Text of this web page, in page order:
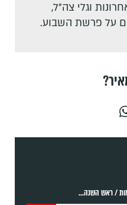
וגלי צה"ל,
על פרשת השבוע.
/ ראש השנה...